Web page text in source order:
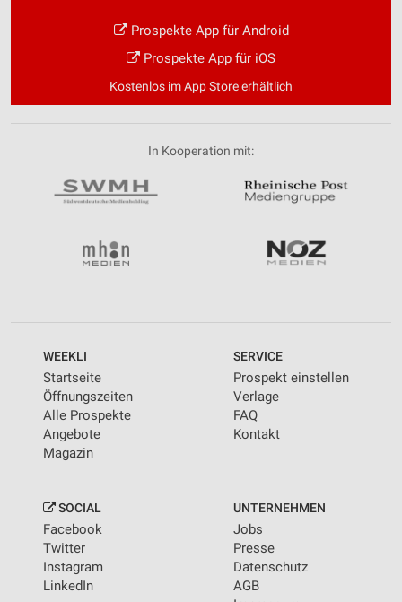
Prospekte App für Android
Prospekte App für iOS
Kostenlos im App Store erhältlich
In Kooperation mit:
WEEKLI
Startseite
Öffnungszeiten
Alle Prospekte
Angebote
Magazin
SERVICE
Prospekt einstellen
Verlage
FAQ
Kontakt
SOCIAL
Facebook
Twitter
Instagram
LinkedIn
UNTERNEHMEN
Jobs
Presse
Datenschutz
AGB